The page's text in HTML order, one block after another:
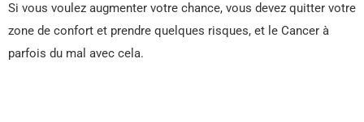
Si vous voulez augmenter votre chance, vous devez quitter votre
zone de confort et prendre quelques risques, et le Cancer à
parfois du mal avec cela.